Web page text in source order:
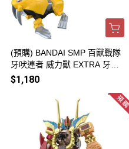
(預購) BANDAI SMP 百獸戰隊
牙吠連者 威力獸 EXTRA 牙吠
海龜＆牙吠海象 20260906
$1,180